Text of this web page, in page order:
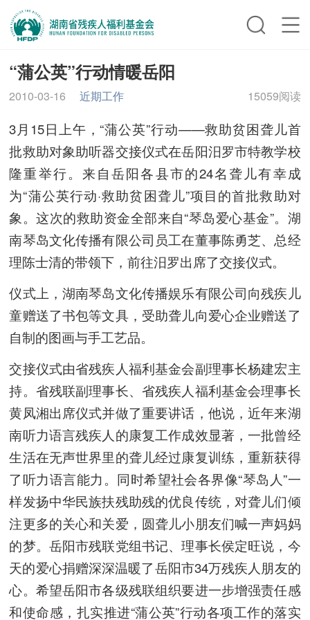
“蒲公英”行动情暖岳阳
2010-03-16 近期工作 15059阅读
3月15日上午，“蒲公英”行动——救助贫困聋儿首
批救助对象助听器交接仪式在岳阳汨罗市特教学校
隆重举行。来自岳阳各县市的24名聋儿有幸成
为“蒲公英行动·救助贫困聋儿”项目的首批救助对
象。这次的救助资金全部来自“琴岛爱心基金”。湖
南琴岛文化传播有限公司员工在董事陈勇芝、总经
理陈士清的带领下，前往汨罗出席了交接仪式。
仪式上，湖南琴岛文化传播娱乐有限公司向残疾儿
童赠送了书包等文具，受助聋儿向爱心企业赠送了
自制的图画与手工艺品。
交接仪式由省残疾人福利基金会副理事长杨建宏主
持。省残联副理事长、省残疾人福利基金会理事长
黄凤湘出席仪式并做了重要讲话，他说，近年来湖
南听力语言残疾人的康复工作成效显著，一批曾经
生活在无声世界里的聋儿经过康复训练，重新获得
了听力语言能力。同时希望社会各界像“琴岛人”一
样发扬中华民族扶残助残的优良传统，对聋儿们倾
注更多的关心和关爱，圆聋儿小朋友们喊一声妈妈
的梦。岳阳市残联党组书记、理事长侯定旺说，今
天的爱心捐赠深深温暖了岳阳市34万残疾人朋友的
心。希望岳阳市各级残联组织要进一步增强责任感
和使命感，扎实推进“蒲公英”行动各项工作的落实